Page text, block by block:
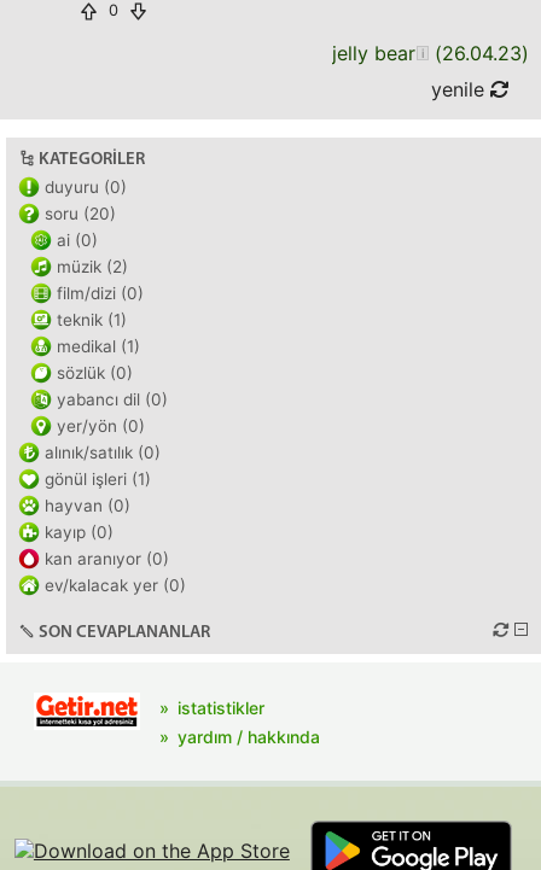
0
jelly bear (26.04.23)
yenile
KATEGORILER
duyuru (0)
soru (20)
ai (0)
müzik (2)
film/dizi (0)
teknik (1)
medikal (1)
sözlük (0)
yabancı dil (0)
yer/yön (0)
alınık/satılık (0)
gönül işleri (1)
hayvan (0)
kayıp (0)
kan aranıyor (0)
ev/kalacak yer (0)
SON CEVAPLANANLAR
istatistikler
yardım / hakkında